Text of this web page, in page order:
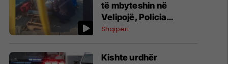
të mbyteshin në
Velipojë, Policia
Kufitare i shpëton me
Shqipëri
Kishte urdhër